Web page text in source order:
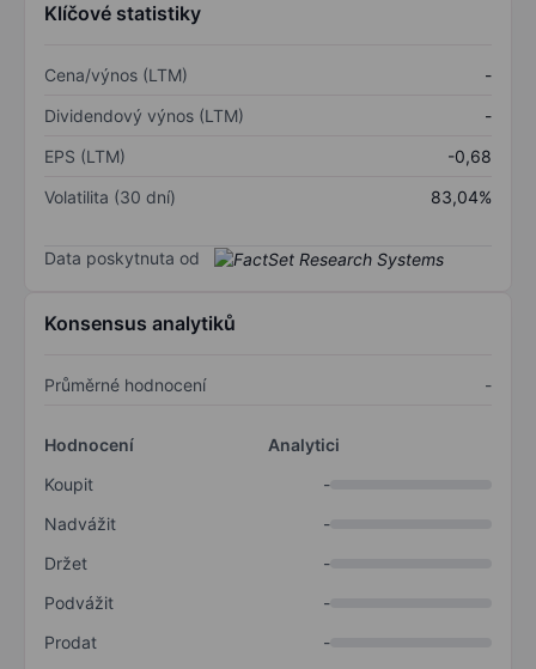
Klíčové statistiky
Cena/výnos (LTM)
-
Dividendový výnos (LTM)
-
EPS (LTM)
-0,68
Volatilita (30 dní)
83,04%
Data poskytnuta od
Konsensus analytiků
Průměrné hodnocení -
Hodnocení
Analytici
Koupit
-
Nadvážit
-
Držet
-
Podvážit
-
Prodat
-